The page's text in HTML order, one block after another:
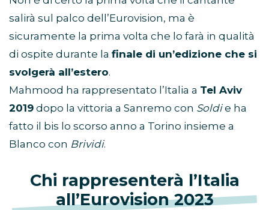
salirà sul palco dell’Eurovision, ma è
sicuramente la prima volta che lo farà in qualità
di ospite durante la finale di un’edizione che si
svolgerà all’estero.
Mahmood ha rappresentato l’Italia a Tel Aviv
2019 dopo la vittoria a Sanremo con Soldie ha
fatto il bis lo scorso anno a Torino insieme a
Blanco con Brividi.
Chi rappresenterà l’Italia
all’Eurovision 2023